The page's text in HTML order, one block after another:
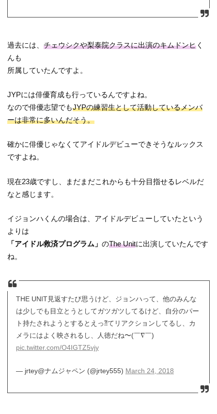
過去には、チェウシクや梨泰院クラスに出演のキムドンヒ く
んも
所属していたんですよ。
JYPには俳優育成も行っているんですよね。
なので俳優志望でもJYPの練習生として活動しているメンバ
ーは非常に多いんだそう。
確かに俳優じゃなくてアイドルデビューできそうなルックス
ですよね。
現在23歳ですし、まだまだこれからも十分目指せるレベルだ
なと感じます。
イジョンハくんの場合は、アイドルデビューしていたという
よりは
「アイドル救済プログラム」のThe Unitに出演していたんです
ね。
THE UNIT見返すたび思うけど、ジョンハって、他のみんな
は少しでも目立とうとしてガツガツしてるけど、自分のパー
ト持たされようとするとえっ⁈てリアクションしてるし、カ
メラにはよく映されるし、人徳だね〜(￣∇￣)
pic.twitter.com/O4IGTZ5vjy
— jrtey@ナムジャペン (@jrtey555) March 24, 2018